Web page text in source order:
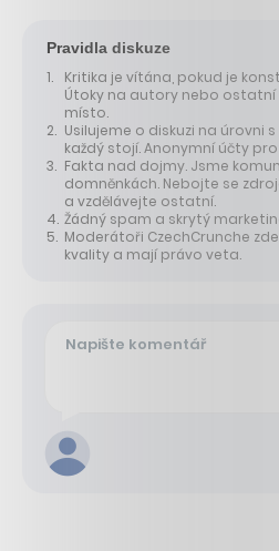
Pravidla diskuze
Kritika je vítána, pokud je
Útoky na autory nebo ostatní
místo.
Usilujeme o diskuzi na úrovni
každý stojí. Anonymní účty
Fakta nad dojmy. Jsme
domněnkách. Nebojte se
a vzdělávejte ostatní.
Žádný spam a skrytý
Moderátoři CzechCrunche
kvality a mají právo veta.